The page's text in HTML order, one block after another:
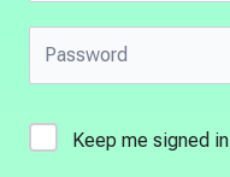
Keep me signed in